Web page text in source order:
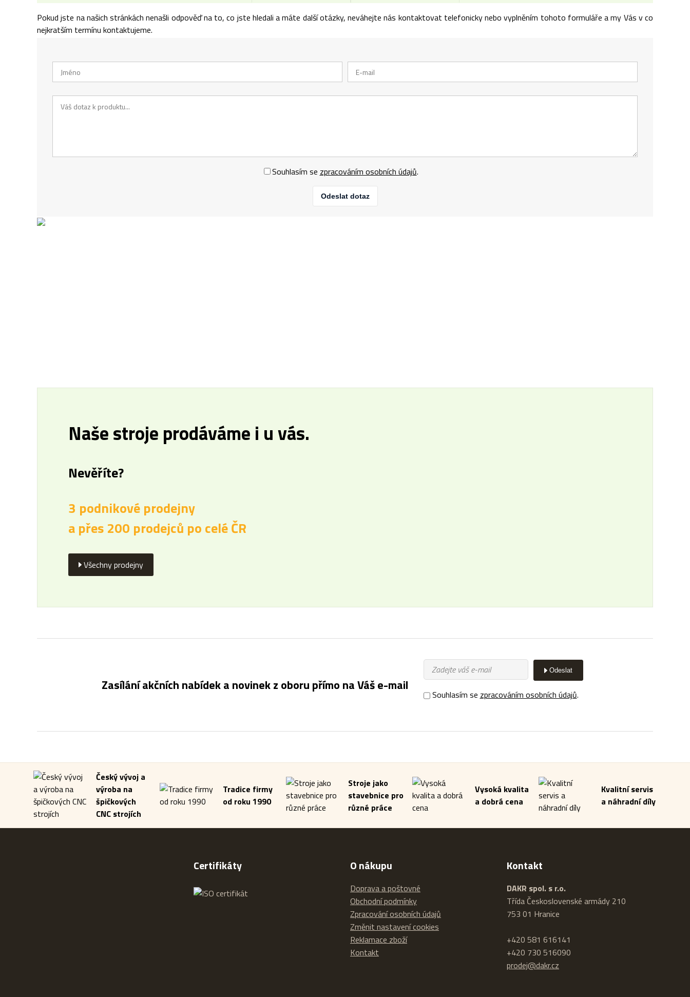
Pokud jste na našich stránkách nenašli odpověď na to, co jste hledali a máte další otázky, neváhejte nás kontaktovat telefonicky nebo vyplněním tohoto formuláře a my Vás v co
nejkratším termínu kontaktujeme.
Souhlasím se zpracováním osobních údajů.
Odeslat dotaz
Naše stroje prodáváme i u vás.
Nevěříte?
3 podnikové prodejny
a přes 200 prodejců po celé ČR
Všechny prodejny
Zasílání akčních nabídek a novinek z oboru přímo na Váš e-mail
Odeslat
Souhlasím se zpracováním osobních údajů.
Český vývoj a
výroba na
špičkových
CNC strojích
Tradice firmy
od roku 1990
Stroje jako
stavebnice pro
různé práce
Vysoká kvalita
a dobrá cena
Kvalitní servis
a náhradní díly
Certifikáty O nákupu
Doprava a poštovné
Obchodní podmínky
Zpracování osobních údajů
Změnit nastavení cookies
Reklamace zboží
Kontakt
Kontakt
DAKR spol. s r.o.
Třída Československé armády 210
753 01 Hranice
+420 581 616141
+420 730 516090
prodej@dakr.cz